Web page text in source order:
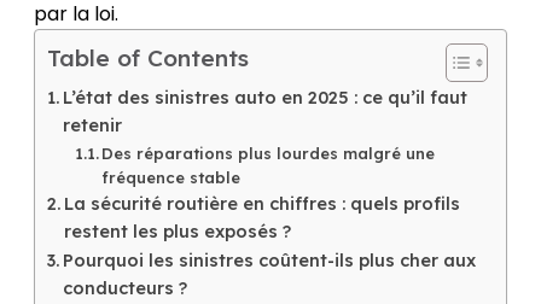
par la loi.
Table of Contents
L’état des sinistres auto en 2025 : ce qu’il faut
retenir
Des réparations plus lourdes malgré une
fréquence stable
La sécurité routière en chiffres : quels profils
restent les plus exposés ?
Pourquoi les sinistres coûtent-ils plus cher aux
conducteurs ?